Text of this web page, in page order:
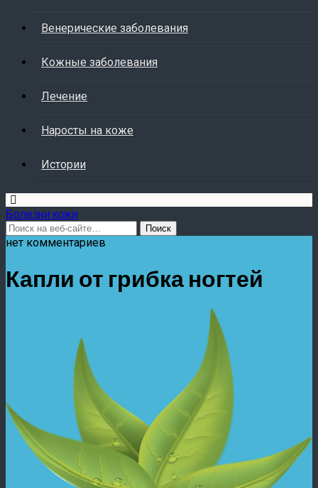
Венерические заболевания
Кожные заболевания
Лечение
Наросты на коже
Истории
Болезни кожи
нет комментариев
Капли от грибка ногтей